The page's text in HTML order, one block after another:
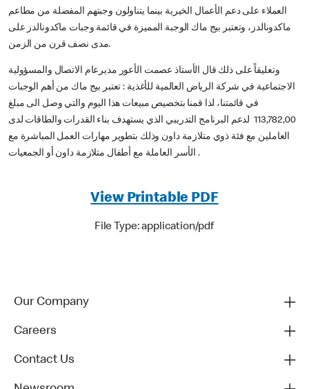
العملاء على دعم الأعمال الخيرية بينما يتناولون وجبتهم المفضلة من مطاعم
ماكدونالدز، وتعتبر بيج ماك الوجبة المميزة في قائمة وجبات ماكدونالدز على
مدى نصف قرن من الزمن.
وتعليقاً على ذلك قال الأستاذ عصمت الأعور مديرعام الاتصال والمسؤولية
الاجتماعية في شركة الرياض العالمية للأغذية : تعتبر بيج ماك من أهم الوجبات
في قائمتنا، لذا قمنا بتخصيص مبيعات هذا اليوم والتي وصل الى مبلغ
113,782,00 لدعم البرنامج التدريبي الذي يستهدف بناء القدرات والطاقات لدى
العاملين مع فئة ذوي متلازمة داون وذلك بتطوير مهارات العمل المباشرة مع
الأسر العاملة مع أطفال متلازمة داون أو الجمعيات .
View Printable PDF
File Type: application/pdf
Our Company
Careers
Contact Us